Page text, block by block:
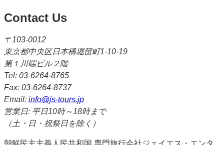
Contact Us
〒103-0012
東京都中央区日本橋堀留町1-10-19
第１川端ビル２階
Tel: 03-6264-8765
Fax: 03-6264-8737
Email: info@js-tours.jp
営業日: 平日10時～18時まで
（土・日・祝祭日を除く）